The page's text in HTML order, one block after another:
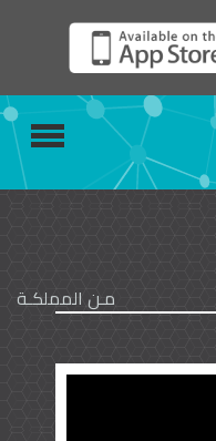
مـن المملكـة